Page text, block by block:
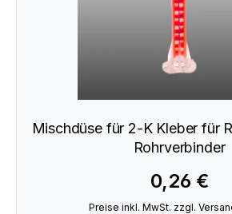
Mischdüse für 2-K Kleber für
Rohrverbinder
0,26 €
Preise inkl. MwSt. zzgl.